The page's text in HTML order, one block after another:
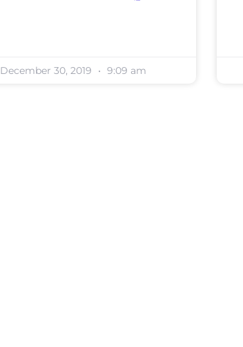
December 30, 2019 9:09 am